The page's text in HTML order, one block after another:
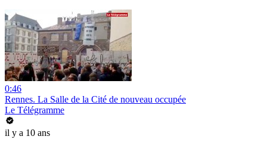
0:46
Rennes. La Salle de la Cité de nouveau occupée
Le Télégramme
il y a 10 ans